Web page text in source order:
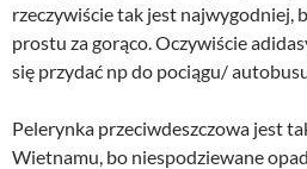
rzeczywiście tak jest najwygodniej,
prostu za gorąco. Oczywiście
się przydać np do pociągu/
Pelerynka przeciwdeszczowa jest
Wietnamu, bo niespodziewane